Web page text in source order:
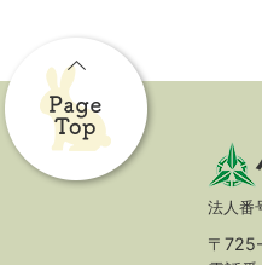
法人番
〒